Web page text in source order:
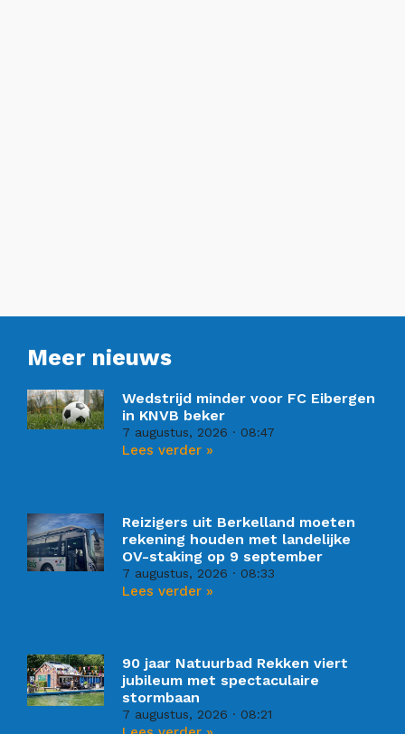
Meer nieuws
Wedstrijd minder voor FC Eibergen
in KNVB beker
7 augustus, 2026 08:47
Lees verder »
Reizigers uit Berkelland moeten
rekening houden met landelijke
OV-staking op 9 september
7 augustus, 2026 08:33
Lees verder »
90 jaar Natuurbad Rekken viert
jubileum met spectaculaire
stormbaan
7 augustus, 2026 08:21